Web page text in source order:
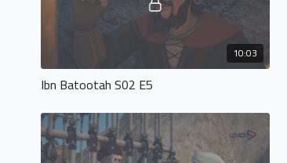
10:03
Ibn Batootah S02 E5